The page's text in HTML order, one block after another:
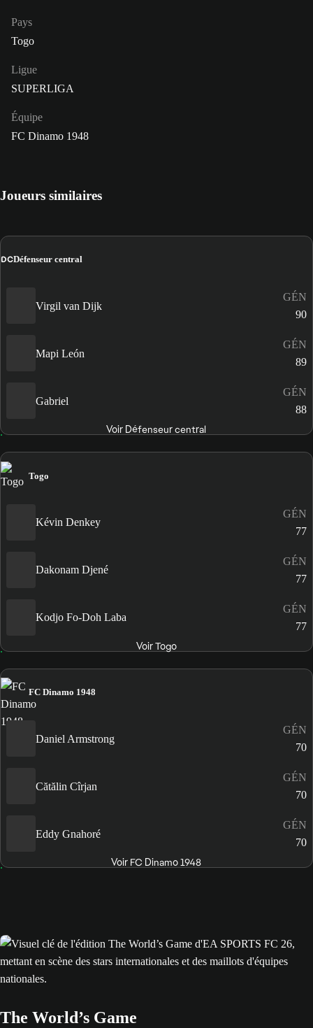
Pays
Togo
Ligue
SUPERLIGA
Équipe
FC Dinamo 1948
Joueurs similaires
DCDéfenseur central
Virgil van Dijk
GÉN
90
Mapi León
GÉN
89
Gabriel
GÉN
88
Voir Défenseur central
Togo
Kévin Denkey
GÉN
77
Dakonam Djené
GÉN
77
Kodjo Fo-Doh Laba
GÉN
77
Voir Togo
FC Dinamo 1948
Daniel Armstrong
GÉN
70
Cătălin Cîrjan
GÉN
70
Eddy Gnahoré
GÉN
70
Voir FC Dinamo 1948
The World’s Game